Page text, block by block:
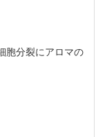
分裂にアロマの